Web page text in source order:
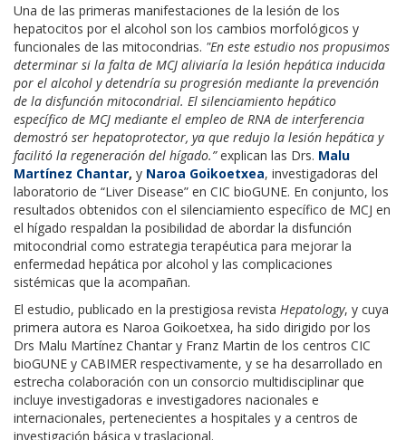
Una de las primeras manifestaciones de la lesión de los
hepatocitos por el alcohol son los cambios morfológicos y
funcionales de las mitocondrias. "En este estudio nos propusimos
determinar si la falta de MCJ aliviaría la lesión hepática inducida
por el alcohol y detendría su progresión mediante la prevención
de la disfunción mitocondrial. El silenciamiento hepático
específico de MCJ mediante el empleo de RNA de interferencia
demostró ser hepatoprotector, ya que redujo la lesión hepática y
facilitó la regeneración del hígado.”explican las Drs. Malu
Martínez Chantar, y Naroa Goikoetxea, investigadoras del
laboratorio de “Liver Disease” en CIC bioGUNE. En conjunto, los
resultados obtenidos con el silenciamiento específico de MCJ en
el hígado respaldan la posibilidad de abordar la disfunción
mitocondrial como estrategia terapéutica para mejorar la
enfermedad hepática por alcohol y las complicaciones
sistémicas que la acompañan.
El estudio, publicado en la prestigiosa revista Hepatology, y cuya
primera autora es Naroa Goikoetxea, ha sido dirigido por los
Drs Malu Martínez Chantar y Franz Martin de los centros CIC
bioGUNE y CABIMER respectivamente, y se ha desarrollado en
estrecha colaboración con un consorcio multidisciplinar que
incluye investigadoras e investigadores nacionales e
internacionales, pertenecientes a hospitales y a centros de
investigación básica y traslacional.